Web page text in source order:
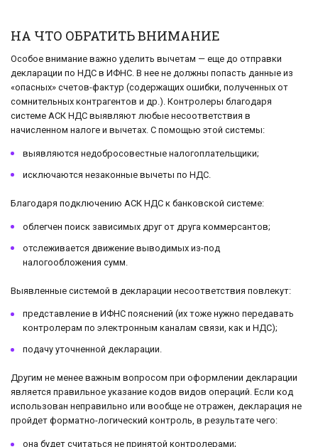
НА ЧТО ОБРАТИТЬ ВНИМАНИЕ
Особое внимание важно уделить вычетам — еще до отправки
декларации по НДС в ИФНС. В нее не должны попасть данные из
«опасных» счетов-фактур (содержащих ошибки, полученных от
сомнительных контрагентов и др.). Контролеры благодаря
системе АСК НДС выявляют любые несоответствия в
начисленном налоге и вычетах. С помощью этой системы:
выявляются недобросовестные налогоплательщики;
исключаются незаконные вычеты по НДС.
Благодаря подключению АСК НДС к банковской системе:
облегчен поиск зависимых друг от друга коммерсантов;
отслеживается движение выводимых из-под
налогообложения сумм.
Выявленные системой в декларации несоответствия повлекут:
представление в ИФНС пояснений (их тоже нужно передавать
контролерам по электронным каналам связи, как и НДС);
подачу уточненной декларации.
Другим не менее важным вопросом при оформлении декларации
является правильное указание кодов видов операций. Если код
использован неправильно или вообще не отражен, декларация не
пройдет форматно-логический контроль, в результате чего:
она будет считаться не принятой контролерами;